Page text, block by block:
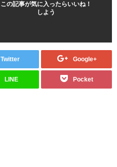
この記事が気に入ったらいいね！
しよう
Twitter Google+
LINE Pocket